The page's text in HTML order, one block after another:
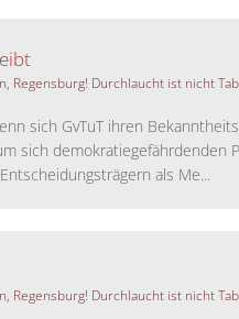
Regensburg! Durchlaucht ist nicht
sich GvTuT ihren
sich demokratiegefährdenden
als Me...
Regensburg! Durchlaucht ist nicht